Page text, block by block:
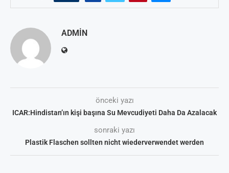
ADMIN
önceki yazı
ICAR:Hindistan’ın kişi başına Su Mevcudiyeti Daha Da Azalacak
sonraki yazı
Plastik Flaschen sollten nicht wiederverwendet werden